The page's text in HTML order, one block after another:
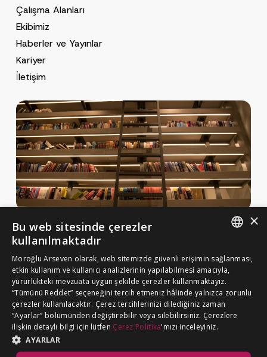
Çalışma Alanları
Ekibimiz
Haberler ve Yayınlar
Kariyer
İletişim
Haberler ve Yayınlar
MA Gazette
Kariyer
Çerez Politikası
Aydınlatma Metni
BİZE ULAŞIN
TURKISH
×
Bu web sitesinde çerezler
kullanılmaktadır
Moroğlu Arseven olarak, web sitemizde güvenli erişimin sağlanması,
etkin kullanım ve kullanıcı analizlerinin yapılabilmesi amacıyla,
yürürlükteki mevzuata uygun şekilde çerezler kullanmaktayız.
“Tümünü Reddet” seçeneğini tercih etmeniz hâlinde yalnızca zorunlu
çerezler kullanılacaktır. Çerez tercihlerinizi dilediğiniz zaman
“Ayarlar” bölümünden değiştirebilir veya silebilirsiniz. Çerezlere
ilişkin detaylı bilgi için lütfen Çerez Politika'mızı inceleyiniz.
AYARLAR